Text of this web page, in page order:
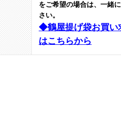
をご希望の場合は、一緒
さい。
◆鶴屋提げ袋お買い
はこちらから